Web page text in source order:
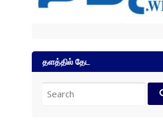
தளத்தில் தேட
for: